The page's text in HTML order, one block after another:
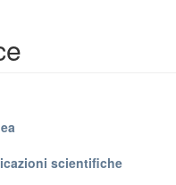
scientifiche